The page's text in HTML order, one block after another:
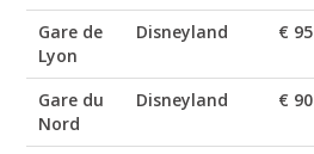
Gare de
Lyon
Disneyland € 95
Gare du
Nord
Disneyland € 90